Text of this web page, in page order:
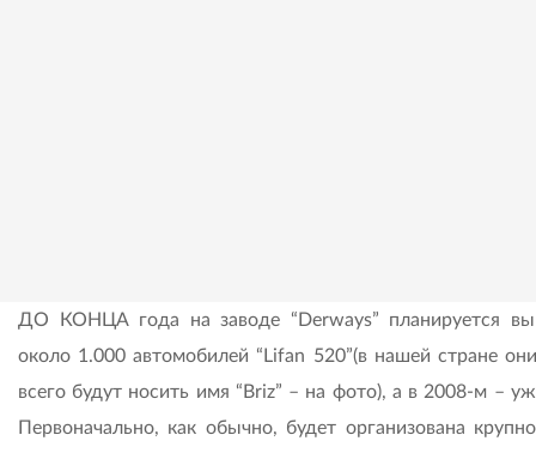
ДО КОНЦА года на заводе “Derways” планируется
около 1.000 автомобилей “Lifan 520”(в нашей стране
всего будут носить имя “Briz” – на фото), а в 2008-м –
Первоначально, как обычно, будет организована